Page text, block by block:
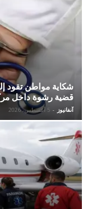
شكاية مواطن تقود
قضية رشوة داخل
آنفانيوز - 5 أغسطس، 2026